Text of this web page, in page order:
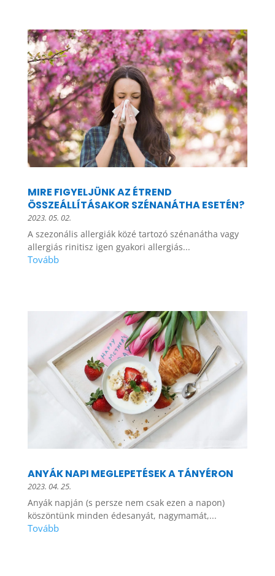
MIRE FIGYELJÜNK AZ ÉTREND
ÖSSZEÁLLÍTÁSAKOR SZÉNANÁTHA ESETÉN?
2023. 05. 02.
A szezonális allergiák közé tartozó szénanátha vagy
allergiás rinitisz igen gyakori allergiás...
ANYÁK NAPI MEGLEPETÉSEK A TÁNYÉRON
2023. 04. 25.
Anyák napján (s persze nem csak ezen a napon)
köszöntünk minden édesanyát, nagymamát,...